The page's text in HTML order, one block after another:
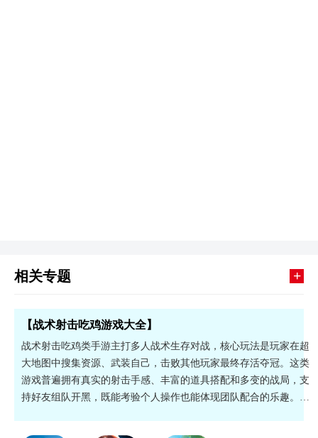
相关专题 +
【战术射击吃鸡游戏大全】
战术射击吃鸡类手游主打多人战术生存对战，核心玩法是玩家在超
大地图中搜集资源、武装自己，击败其他玩家最终存活夺冠。这类
游戏普遍拥有真实的射击手感、丰富的道具搭配和多变的战局，支
持好友组队开黑，既能考验个人操作也能体现团队配合的乐趣。感